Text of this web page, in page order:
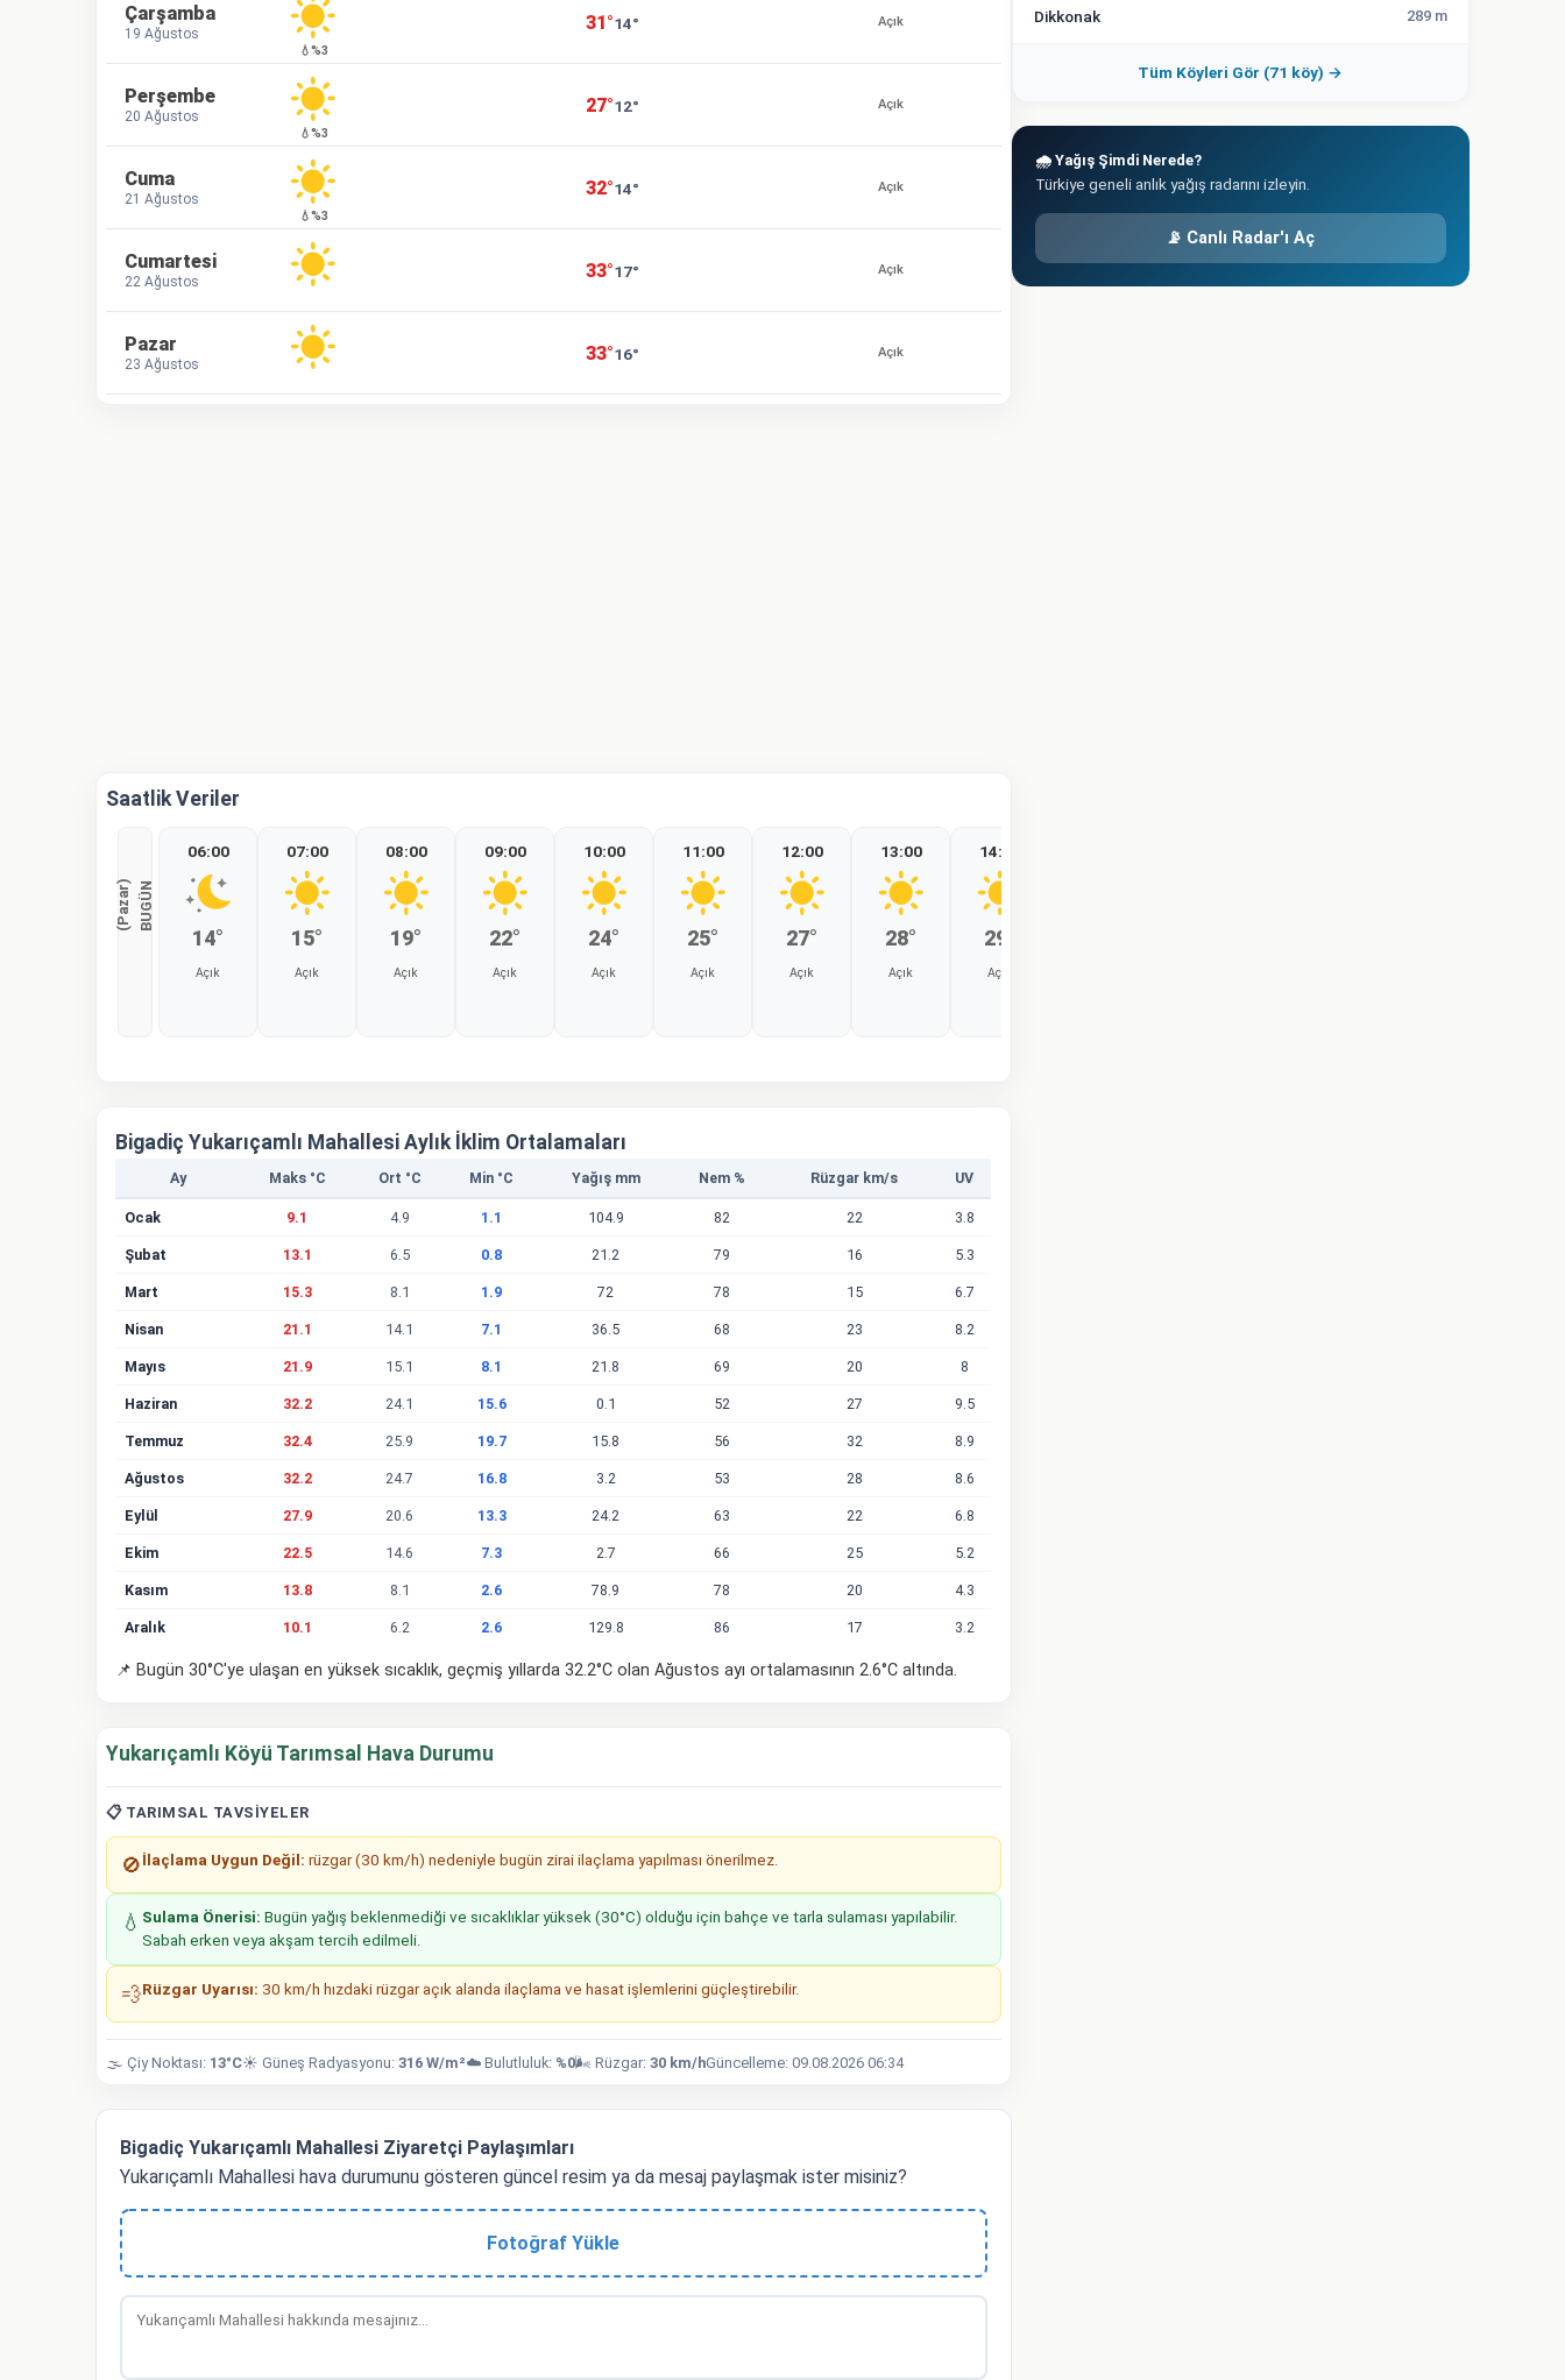
Çarşamba
19 Ağustos
💧%3
31°14° Açık
Perşembe
20 Ağustos
💧%3
27°12° Açık
Cuma
21 Ağustos
💧%3
32°14° Açık
Cumartesi
22 Ağustos 33°17° Açık
Pazar
23 Ağustos 33°16° Açık
Saatlik Veriler
B
U
G
Ü
N
(
P
a
z
a
r
)
06:00
14°
Açık
07:00
15°
Açık
08:00
19°
Açık
09:00
22°
Açık
10:00
24°
Açık
11:00
25°
Açık
12:00
27°
Açık
13:00
28°
Açık
14:00
29°
Açık
Bigadiç Yukarıçamlı Mahallesi Aylık İklim Ortalamaları
Ay Maks °C Ort °C Min °C Yağış mm Nem % Rüzgar km/s UV
Ocak 9.1 4.9 1.1 104.9 82 22 3.8
Şubat 13.1 6.5 0.8 21.2 79 16 5.3
Mart 15.3 8.1 1.9 72 78 15 6.7
Nisan 21.1 14.1 7.1 36.5 68 23 8.2
Mayıs 21.9 15.1 8.1 21.8 69 20 8
Haziran 32.2 24.1 15.6 0.1 52 27 9.5
Temmuz 32.4 25.9 19.7 15.8 56 32 8.9
Ağustos 32.2 24.7 16.8 3.2 53 28 8.6
Eylül 27.9 20.6 13.3 24.2 63 22 6.8
Ekim 22.5 14.6 7.3 2.7 66 25 5.2
Kasım 13.8 8.1 2.6 78.9 78 20 4.3
Aralık 10.1 6.2 2.6 129.8 86 17 3.2
📌 Bugün 30°C'ye ulaşan en yüksek sıcaklık, geçmiş yıllarda 32.2°C olan Ağustos ayı ortalamasının 2.6°C altında.
Yukarıçamlı Köyü Tarımsal Hava Durumu
📋 TARIMSAL TAVSIYELER
🚫 İlaçlama Uygun Değil: rüzgar (30 km/h) nedeniyle bugün zirai ilaçlama yapılması önerilmez.
💧 Sulama Önerisi: Bugün yağış beklenmediği ve sıcaklıklar yüksek (30°C) olduğu için bahçe ve tarla sulaması yapılabilir.
Sabah erken veya akşam tercih edilmeli.
💨Rüzgar Uyarısı: 30 km/h hızdaki rüzgar açık alanda ilaçlama ve hasat işlemlerini güçleştirebilir.
🌫️ Çiy Noktası: 13°C☀️ Güneş Radyasyonu: 316 W/m²☁️ Bulutluluk: %0🌬️ Rüzgar: 30 km/hGüncelleme: 09.08.2026 06:34
Bigadiç Yukarıçamlı Mahallesi Ziyaretçi Paylaşımları
Yukarıçamlı Mahallesi hava durumunu gösteren güncel resim ya da mesaj paylaşmak ister misiniz?
Fotoğraf Yükle
Dikkonak 289 m
Tüm Köyleri Gör (71 köy) →
🌧️ Yağış Şimdi Nerede?
Türkiye geneli anlık yağış radarını izleyin.
📡 Canlı Radar'ı Aç